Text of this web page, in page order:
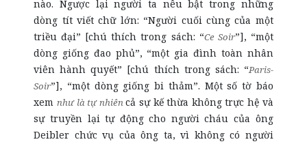
nào. Ngược lại người ta nêu bật trong những
dòng tít viết chữ lớn: “Người cuối cùng của một
triều đại” [chú thích trong sách: “Ce Soir”], “một
dòng giống đao phủ”, “một gia đình toàn nhân
viên hành quyết” [chú thích trong sách: “Paris-
Soir”], “một dòng giống bi thảm”. Một số tờ báo
xem như là tự nhiêncả sự kế thừa không trực hệ và
sự truyền lại tự động cho người cháu của ông
Deibler chức vụ của ông ta, vì không có người